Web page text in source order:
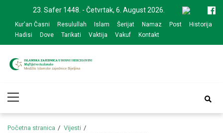
navigation
content
23. Safer 1448. - Četvrtak, 6. August 2026.
Kur'an Časni Resulullah Islam Šerijat Namaz Post
Historija
Hadisi
Dove Tarikati Vaktija Vakuf Kontakt
zajednice Bijeljina
Menu
Početna stranica
Vijesti